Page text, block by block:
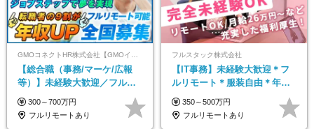
GMOコネクトHR株式会社【GMOインターネットグループ】
【総合職（事務/マーケ/広報
等）】未経験大歓迎／フルリ
モ可で全国募集！年収アップ
多数★年休最大130日★
300～700万円
フルリモートあり
フルスタック株式会社
【IT事務】未経験大歓迎＊フ
ルリモート＊服装自由＊年休
125日以上＊残業なし＊月給26
万円以上
350～500万円
フルリモートあり